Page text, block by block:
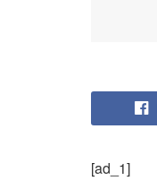
[ad_1]